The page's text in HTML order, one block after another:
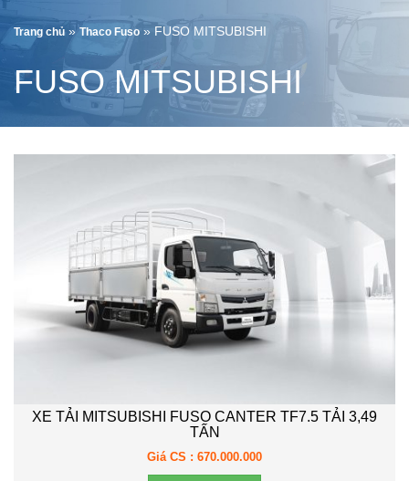
Trang chủ »Thaco Fuso » FUSO MITSUBISHI
FUSO MITSUBISHI
XE TẢI MITSUBISHI FUSO CANTER TF7.5 TẢI 3,49
TẤN
Giá CS : 670.000.000